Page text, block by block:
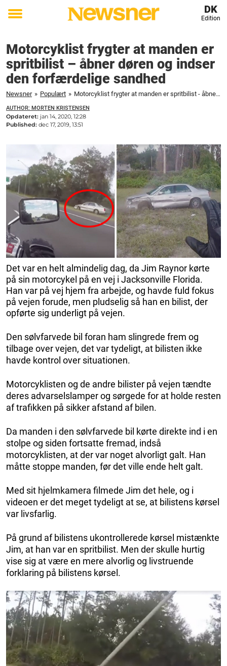
Toggle
DK
Edition
Motorcyklist frygter at manden er
spritbilist – åbner døren og indser
den forfærdelige sandhed
Newsner » Populært » Motorcyklist frygter at manden er spritbilist - åbner døren og indser den forfærdelige sandhed
AUTHOR: MORTEN KRISTENSEN
Opdateret: jan 14, 2020, 12:28
Published: dec 17, 2019, 13:51
Det var en helt almindelig dag, da Jim Raynor kørte
på sin motorcykel på en vej i Jacksonville Florida.
Han var på vej hjem fra arbejde, og havde fuld fokus
på vejen forude, men pludselig så han en bilist, der
opførte sig underligt på vejen.
Den sølvfarvede bil foran ham slingrede frem og
tilbage over vejen, det var tydeligt, at bilisten ikke
havde kontrol over situationen.
Motorcyklisten og de andre bilister på vejen tændte
deres advarselslamper og sørgede for at holde resten
af trafikken på sikker afstand af bilen.
Da manden i den sølvfarvede bil kørte direkte ind i en
stolpe og siden fortsatte fremad, indså
motorcyklisten, at der var noget alvorligt galt. Han
måtte stoppe manden, før det ville ende helt galt.
Med sit hjelmkamera filmede Jim det hele, og i
videoen er det meget tydeligt at se, at bilistens kørsel
var livsfarlig.
På grund af bilistens ukontrollerede kørsel mistænkte
Jim, at han var en spritbilist. Men der skulle hurtig
vise sig at være en mere alvorlig og livstruende
forklaring på bilistens kørsel.